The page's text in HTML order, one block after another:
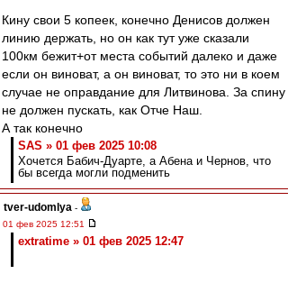
Кину свои 5 копеек, конечно Денисов должен
линию держать, но он как тут уже сказали
100км бежит+от места событий далеко и даже
если он виноват, а он виноват, то это ни в коем
случае не оправдание для Литвинова. За спину
не должен пускать, как Отче Наш.
А так конечно
SAS » 01 фев 2025 10:08
Хочется Бабич-Дуарте, а Абена и Чернов, что
бы всегда могли подменить
tver-udomlya -
01 фев 2025 12:51
extratime » 01 фев 2025 12:47